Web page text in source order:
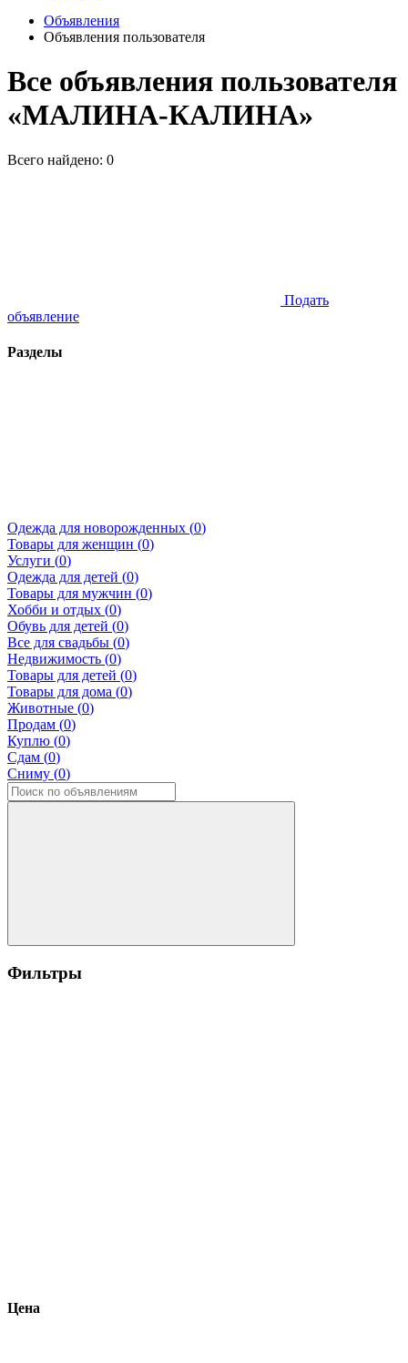
Объявления
Объявления пользователя
Все объявления пользователя
«МАЛИНА-КАЛИНА»
Всего найдено: 0
Подать
объявление
Разделы
Одежда для новорожденных (0)
Товары для женщин (0)
Услуги (0)
Одежда для детей (0)
Товары для мужчин (0)
Хобби и отдых (0)
Обувь для детей (0)
Все для свадьбы (0)
Недвижимость (0)
Товары для детей (0)
Товары для дома (0)
Животные (0)
Продам (0)
Куплю (0)
Сдам (0)
Сниму (0)
Фильтры
Цена